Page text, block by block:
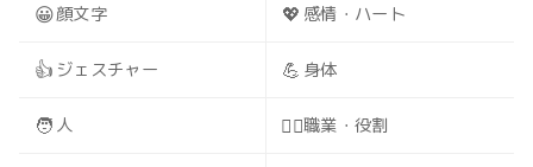
😀顔文字 💖 感情・ハート
👍 ジェスチャー 💪 身体
🧑 人 🧑‍⚕️職業・役割